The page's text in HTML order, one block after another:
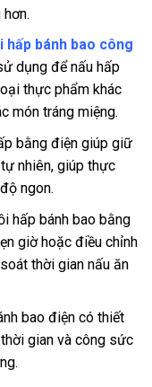
hấp bánh bao công
dụng để nấu hấp
thực phẩm khác
món tráng miệng.
bằng điện giúp giữ
nhiên, giúp thực
ngon.
hấp bánh bao bằng
giờ hoặc điều chỉnh
thời gian nấu ăn
bao điện có thiết
gian và công sức